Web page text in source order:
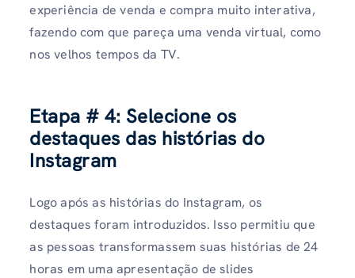
experiência de venda e compra muito interativa,
fazendo com que pareça uma venda virtual, como
nos velhos tempos da TV.
Etapa # 4: Selecione os
destaques das histórias do
Instagram
Logo após as histórias do Instagram, os
destaques foram introduzidos. Isso permitiu que
as pessoas transformassem suas histórias de 24
horas em uma apresentação de slides